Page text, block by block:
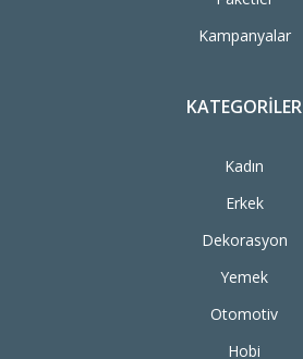
Kampanyalar
KATEGORILER
Kadın
Erkek
Dekorasyon
Yemek
Otomotiv
Hobi